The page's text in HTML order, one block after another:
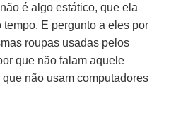
é algo estático, que ela
E pergunto a eles por
roupas usadas pelos
que não falam aquele
não usam computadores